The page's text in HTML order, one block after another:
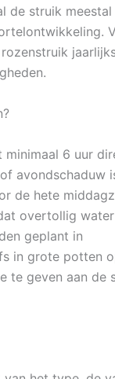
de struik meestal
minimaal 6 uur
avondschaduw
de hete
overtollig water
geplant in
in grote potten
te geven aan de